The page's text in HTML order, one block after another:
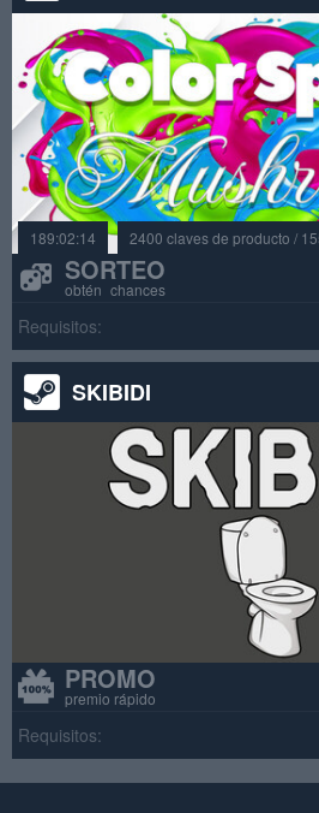
189:02:14 2400 claves de producto /
SORTEO
obtén chances
Requisitos:
SKIBIDI
PROMO
premio rápido
Requisitos: